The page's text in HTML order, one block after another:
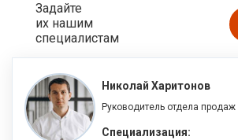
Задайте
их нашим
специалистам
Николай Харитонов
Руководитель отдела продаж
Специализация: